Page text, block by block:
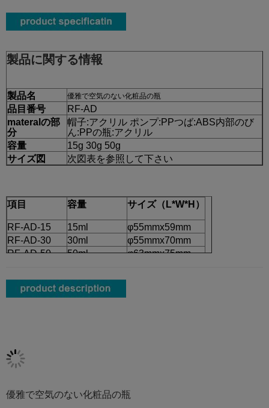
製品に関する情報
製品名 優雅で空気のない化粧品の瓶
品目番号
RF-AD
materalの部
分
帽子:アクリル ポンプ:PPつば:ABS内部のび
ん:PPの瓶:アクリル
容量
15g 30g 50g
サイズ図
次図表を参照して下さい
項目 容量 サイズ（L*W*H）
RF-AD-15 15ml
φ55mmx59mm
RF-AD-30
30ml
φ55mmx70mm
RF-AD-50
50ml φ63mmx75mm
優雅で空気のない化粧品の瓶